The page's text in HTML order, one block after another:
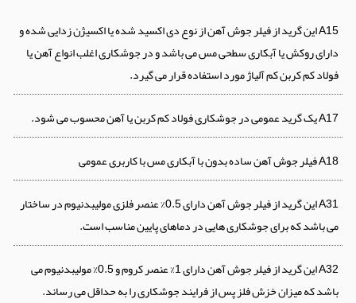
A15این گرید از فیلر جوش آهن از نوع دی اکسید شده یا اکسیژن زدایی شده و
دارای روکش یا آبکاری سطحی مس می باشد و در جوشکاری اغلب انواع آهن یا
فولاد کم کربن کم آلیاژ مورد استفاده قرار می گیرد.
A17یک گرید عمومی در جوشکاری فولاد کم کربن یا آهن محسوب می شود.
A18فیلر جوش آهن ساده بدون با آبکاری مس با کاربری عمومی
A31
این گرید از فیلر جوش آهن دارای 0.5% عنصر فلزی مولیبدنیوم در ساختار
می باشد که برای جوشکاری هایی در دماهای پایین مناسب است.
A32
این گرید از فیلر جوش آهن دارای 1% عنصر کروم و 0.5% مولیبدنیوم می
باشد که میزان خزش فلز پس از فرایند جوشکاری را به حداقل می رساند.